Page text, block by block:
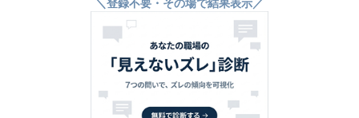
＼登録不要・その場で結果表示／